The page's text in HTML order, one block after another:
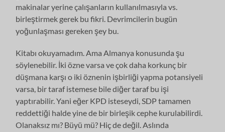
makinalar yerine çalışanların kullanılmasıyla vs.
birleştirmek gerek bu fikri. Devrimcilerin bugün
yoğunlaşması gereken şey bu.
Kitabı okuyamadım. Ama Almanya konusunda şu
söylenebilir. İki özne varsa ve çok daha korkunç bir
düşmana karşı o iki öznenin işbirliği yapma potansiyeli
varsa, bir taraf istemese bile diğer taraf bu işi
yaptırabilir. Yani eğer KPD isteseydi, SDP tamamen
reddettiği halde yine de bir birleşik cephe kurulabilirdi.
Olanaksız mı? Büyü mü? Hiç de değil. Aslında